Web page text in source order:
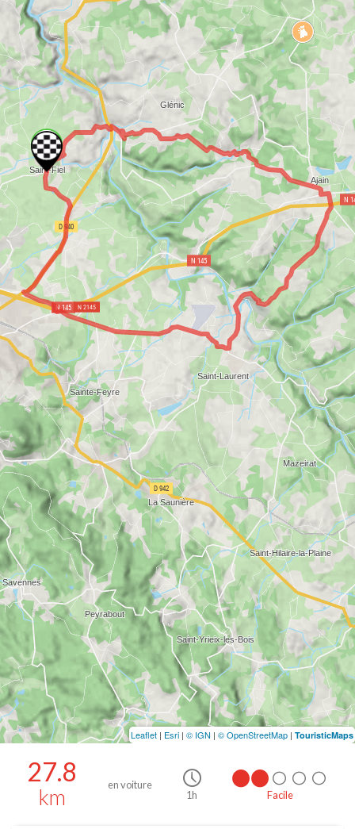
27.8
km
en voiture
1h
Facile
Leaflet | Esri | © IGN | © OpenStreetMap | TouristicMaps